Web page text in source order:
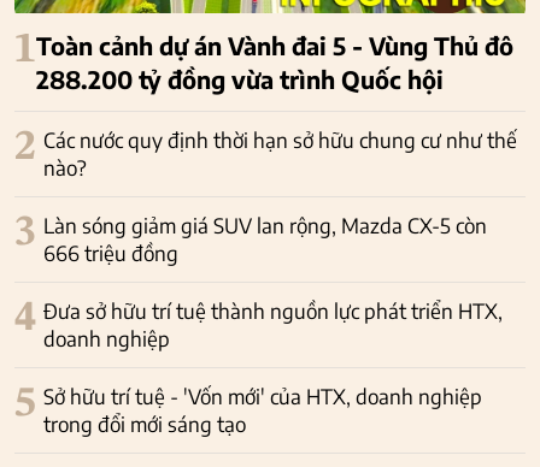
1Toàn cảnh dự án Vành đai 5 - Vùng Thủ đô
288.200 tỷ đồng vừa trình Quốc hội
2 Các nước quy định thời hạn sở hữu chung cư như thế
nào?
3 Làn sóng giảm giá SUV lan rộng, Mazda CX-5 còn
666 triệu đồng
4 Đưa sở hữu trí tuệ thành nguồn lực phát triển HTX,
doanh nghiệp
5 Sở hữu trí tuệ - 'Vốn mới' của HTX, doanh nghiệp
trong đổi mới sáng tạo